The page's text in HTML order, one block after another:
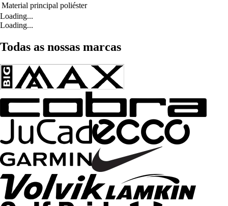
Material principal poliéster
Loading...
Loading...
Todas as nossas marcas